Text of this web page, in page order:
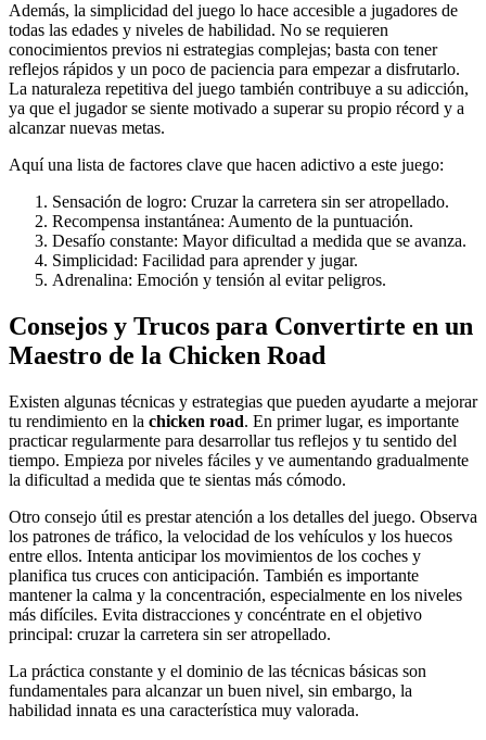
Además, la simplicidad del juego lo hace accesible a jugadores de
todas las edades y niveles de habilidad. No se requieren
conocimientos previos ni estrategias complejas; basta con tener
reflejos rápidos y un poco de paciencia para empezar a disfrutarlo.
La naturaleza repetitiva del juego también contribuye a su adicción,
ya que el jugador se siente motivado a superar su propio récord y a
alcanzar nuevas metas.
Aquí una lista de factores clave que hacen adictivo a este juego:
Sensación de logro: Cruzar la carretera sin ser atropellado.
Recompensa instantánea: Aumento de la puntuación.
Desafío constante: Mayor dificultad a medida que se avanza.
Simplicidad: Facilidad para aprender y jugar.
Adrenalina: Emoción y tensión al evitar peligros.
Consejos y Trucos para Convertirte en un
Maestro de la Chicken Road
Existen algunas técnicas y estrategias que pueden ayudarte a mejorar
tu rendimiento en la chicken road. En primer lugar, es importante
practicar regularmente para desarrollar tus reflejos y tu sentido del
tiempo. Empieza por niveles fáciles y ve aumentando gradualmente
la dificultad a medida que te sientas más cómodo.
Otro consejo útil es prestar atención a los detalles del juego. Observa
los patrones de tráfico, la velocidad de los vehículos y los huecos
entre ellos. Intenta anticipar los movimientos de los coches y
planifica tus cruces con anticipación. También es importante
mantener la calma y la concentración, especialmente en los niveles
más difíciles. Evita distracciones y concéntrate en el objetivo
principal: cruzar la carretera sin ser atropellado.
La práctica constante y el dominio de las técnicas básicas son
fundamentales para alcanzar un buen nivel, sin embargo, la
habilidad innata es una característica muy valorada.